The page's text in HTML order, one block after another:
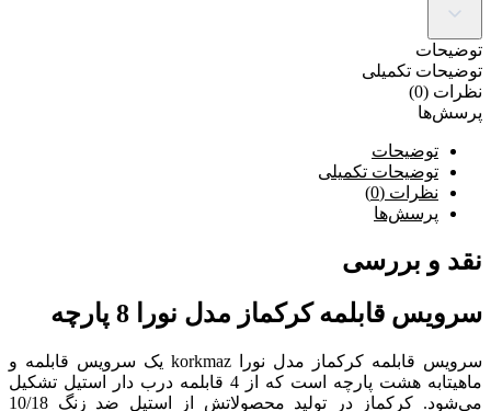
توضیحات
توضیحات تکمیلی
نظرات (0)
پرسش‌ها
توضیحات
توضیحات تکمیلی
نظرات (0)
پرسش‌ها
نقد و بررسی
سرویس قابلمه کرکماز مدل نورا 8 پارچه
سرویس قابلمه کرکماز مدل نورا korkmaz یک سرویس قابلمه و
ماهیتابه هشت پارچه است که از 4 قابلمه درب دار استیل تشکیل
می‌شود. کرکماز در تولید محصولاتش از استیل ضد زنگ 10/18